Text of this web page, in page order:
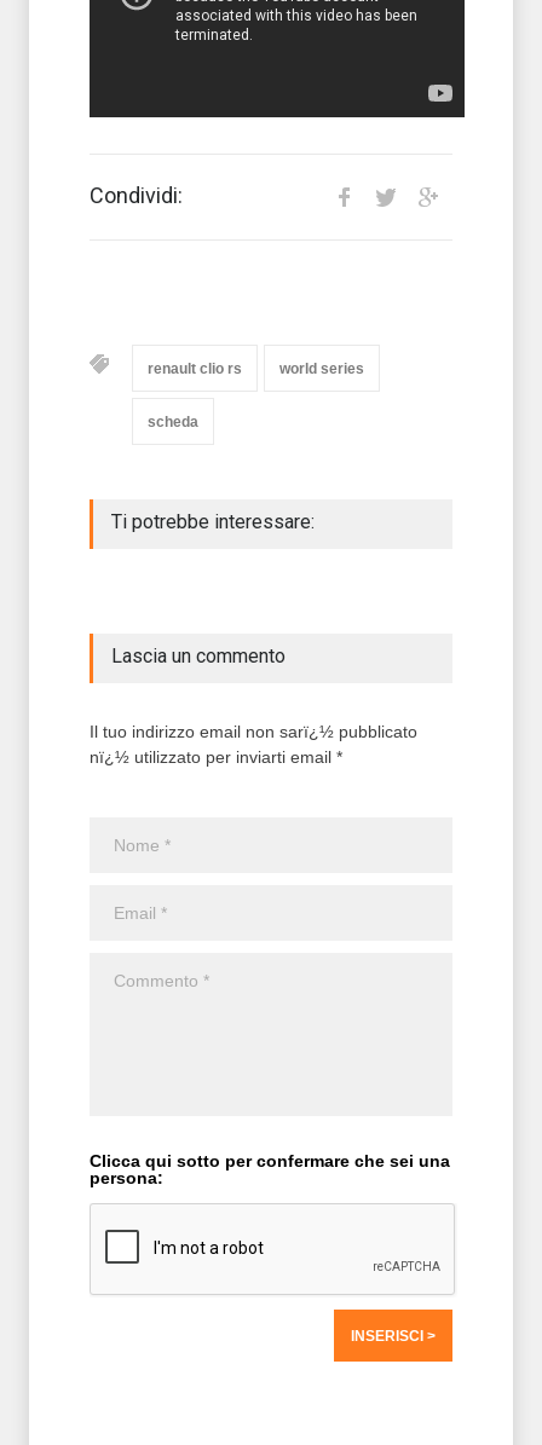
Condividi:
renault clio rs world series
scheda
Ti potrebbe interessare:
Lascia un commento
Il tuo indirizzo email non sarï¿½ pubblicato
nï¿½ utilizzato per inviarti email *
Clicca qui sotto per confermare che sei una
persona: